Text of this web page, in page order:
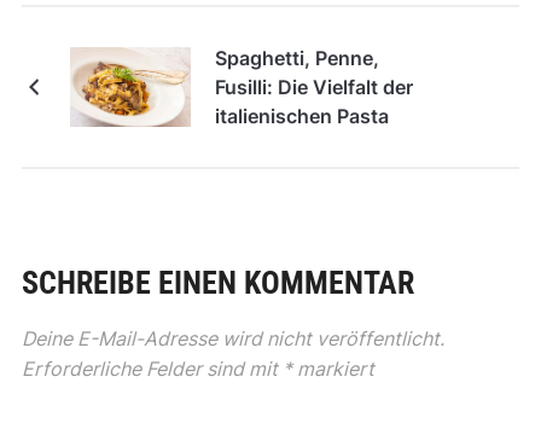
Spaghetti, Penne,
Fusilli: Die Vielfalt der
italienischen Pasta
SCHREIBE EINEN KOMMENTAR
Deine E-Mail-Adresse wird nicht veröffentlicht.
Erforderliche Felder sind mit *markiert